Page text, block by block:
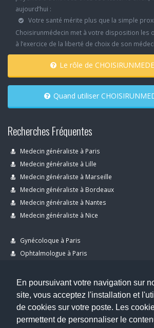
En poursuivant votre navigation sur
site, vous acceptez l'installation et
de cookies sur votre poste. Les
permettent de personnaliser le
aujourd’hui :
Votre santé mérite plus que la simple
Choisirunmédecin met à votre disposition les
à l’exercice de la liberté de choix de son
Le rôle de
Quand utiliser
Recherches Fréquentes
Medecin généraliste à Paris
Medecin généraliste à Lille
Medecin généraliste à Marseille
Medecin généraliste à Bordeaux
Medecin généraliste à Nantes
Medecin généraliste à Nice
Gynécoloque à Paris
Ophtalmologue à Paris
Dentiste à Paris